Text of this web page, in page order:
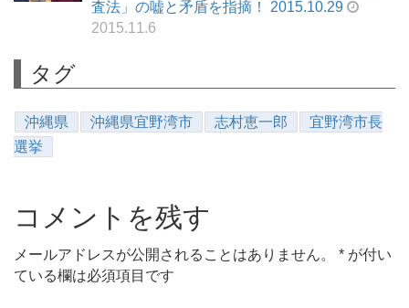
査法」の嘘と矛盾を指摘！ 2015.10.29
2015.11.6
タグ
沖縄県 沖縄県宜野湾市 志村恵一郎
宜野湾市長
選挙
コメントを残す
メールアドレスが公開されることはありません。 * が付い
ている欄は必須項目です